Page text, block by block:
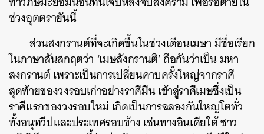
ช่วงอุตตรายันนี้
ส่วนสงกรานต์ที่จะเกิดขึ้นในช่วงเดือนเมษา มีชื่อเรียก
ในภาษาสันสกฤตว่า ‘เมษสังกรานติ’ ถือกันว่าเป็น มหา
สงกรานต์ เพราะเป็นการเปลี่ยนคาบครั้งใหญ่จากราศี
สุดท้ายของวงรอบเก่าอย่างราศีมีน เข้าสู่ราศีเมษซึ่งเป็น
ราศีแรกของวงรอบใหม่ เกิดเป็นการฉลองกันใหญ่โตทั่ว
ทั้งอนุทวีปและประเทศรอบข้าง เช่นทางอินเดียใต้ ชาว